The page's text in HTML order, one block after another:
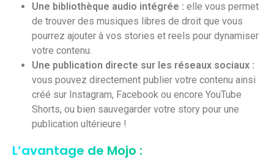
Une bibliothèque audio intégrée : elle vous permet
de trouver des musiques libres de droit que vous
pourrez ajouter à vos stories et reels pour dynamiser
votre contenu.
Une publication directe sur les réseaux sociaux :
vous pouvez directement publier votre contenu ainsi
créé sur Instagram, Facebook ou encore YouTube
Shorts, ou bien sauvegarder votre story pour une
publication ultérieure !
L’avantage de Mojo :